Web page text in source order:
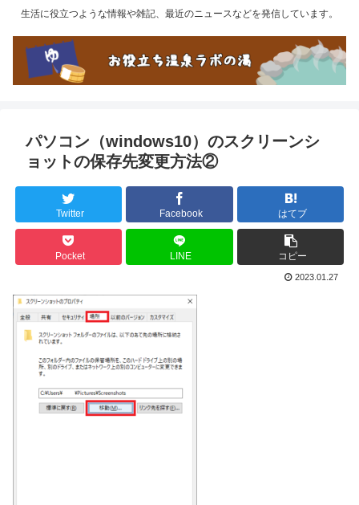
生活に役立つような情報や雑記、最近のニュースなどを発信しています。
パソコン（windows10）のスクリーンシ
ョットの保存先変更方法②
Twitter Facebook はてブ
Pocket LINE コピー
2023.01.27